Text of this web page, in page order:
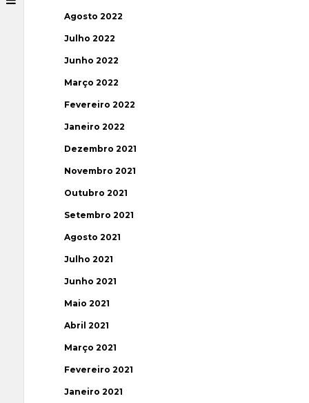
Agosto 2022
Julho 2022
Junho 2022
Março 2022
Fevereiro 2022
Janeiro 2022
Dezembro 2021
Novembro 2021
Outubro 2021
Setembro 2021
Agosto 2021
Julho 2021
Junho 2021
Maio 2021
Abril 2021
Março 2021
Fevereiro 2021
Janeiro 2021